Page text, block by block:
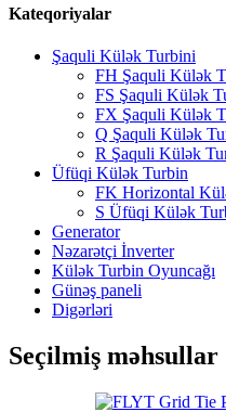
Kateqoriyalar
Şaquli Külək Turbini
FH Şaquli Külək
FS Şaquli Külək
FX Şaquli Külək
Q Şaquli Külək
R Şaquli Külək
Üfüqi Külək Turbin
FK Horizontal
S Üfüqi Külək
Generator
Nəzarətçi İnverter
Külək Turbin Oyuncağı
Günəş paneli
Digərləri
Seçilmiş məhsullar